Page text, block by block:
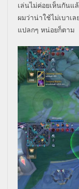
เล่นไม่ค่อยเห็นกันแ
ผมว่าน่าใช้ไม่เบาเ
แปลกๆ หน่อยก็ตาม